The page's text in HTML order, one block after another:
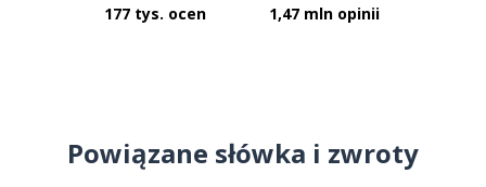
177 tys. ocen 1,47 mln opinii
Powiązane słówka i zwroty